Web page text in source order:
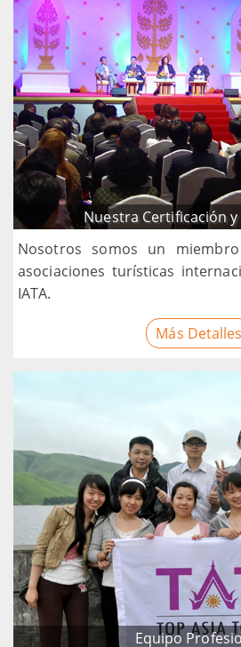
Nuestra Certificación
Nosotros somos un
asociaciones turísticas
IATA.
Más Detalles
Equipo